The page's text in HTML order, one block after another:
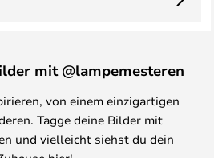
mit @lampemesteren
von einem einzigartigen
Tagge deine Bilder mit
und vielleicht siehst du dein